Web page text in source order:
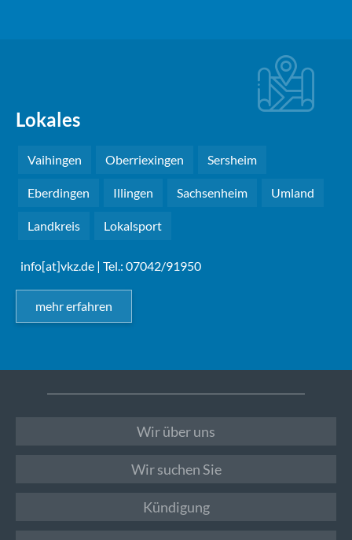
Lokales
Vaihingen Oberriexingen Sersheim
Eberdingen Illingen Sachsenheim Umland
Landkreis Lokalsport
info[at]vkz.de | Tel.: 07042/91950
mehr erfahren
Wir über uns
Wir suchen Sie
Kündigung